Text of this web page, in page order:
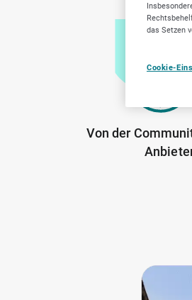
Von der
das Setzen
Cookie-